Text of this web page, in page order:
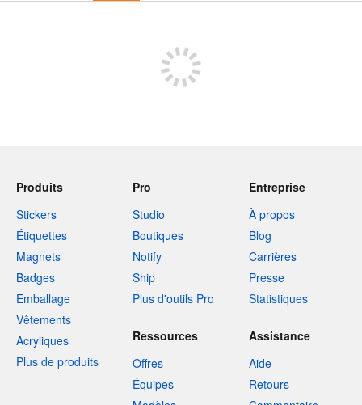
Produits
Stickers
Étiquettes
Magnets
Badges
Emballage
Vêtements
Acryliques
Plus de produits
Pro
Studio
Boutiques
Notify
Ship
Plus d'outils Pro
Entreprise
À propos
Blog
Carrières
Presse
Statistiques
Ressources
Offres
Équipes
Assistance
Aide
Retours